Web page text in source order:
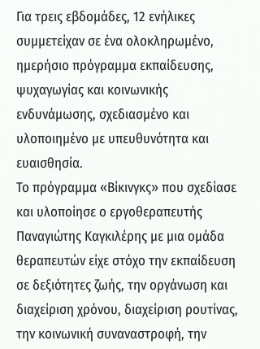
Για τρεις εβδομάδες, 12 ενήλικες
συμμετείχαν σε ένα ολοκληρωμένο,
ημερήσιο πρόγραμμα εκπαίδευσης,
ψυχαγωγίας και κοινωνικής
ενδυνάμωσης, σχεδιασμένο και
υλοποιημένο με υπευθυνότητα και
ευαισθησία.
Το πρόγραμμα «Βίκινγκς» που σχεδίασε
και υλοποίησε ο εργοθεραπευτής
Παναγιώτης Καγκιλέρης με μια ομάδα
θεραπευτών είχε στόχο την εκπαίδευση
σε δεξιότητες ζωής, την οργάνωση και
διαχείριση χρόνου, διαχείριση ρουτίνας,
την κοινωνική συναναστροφή, την